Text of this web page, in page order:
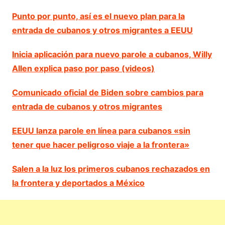
Punto por punto, así es el nuevo plan para la
entrada de cubanos y otros migrantes a EEUU
Inicia aplicación para nuevo parole a cubanos, Willy
Allen explica paso por paso (videos)
Comunicado oficial de Biden sobre cambios para
entrada de cubanos y otros migrantes
EEUU lanza parole en línea para cubanos «sin
tener que hacer peligroso viaje a la frontera»
Salen a la luz los primeros cubanos rechazados en
la frontera y deportados a México